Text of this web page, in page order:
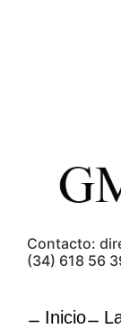
Contacto:
(34) 618 56
Inicio